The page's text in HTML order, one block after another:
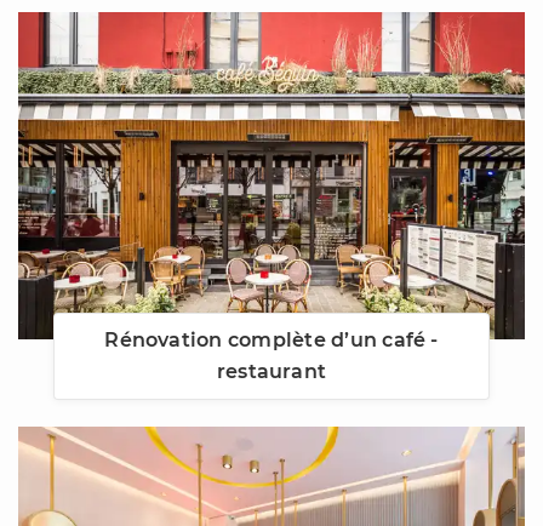
Rénovation complète d’un café -
restaurant